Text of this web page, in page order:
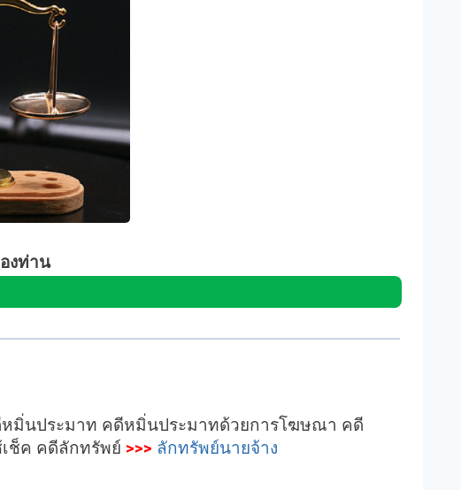
อ
ม
งท่าน
มิ่นประมาท คดีหมิ่นประมาทด้วยการโฆษณา คดี
ช็ค คดีลักทรัพย์ >>> ลักทรัพย์นายจ้าง